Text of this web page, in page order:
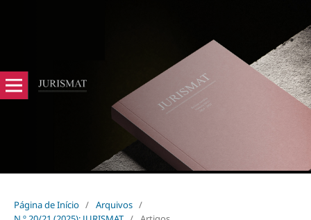
Página de Início / Arquivos /